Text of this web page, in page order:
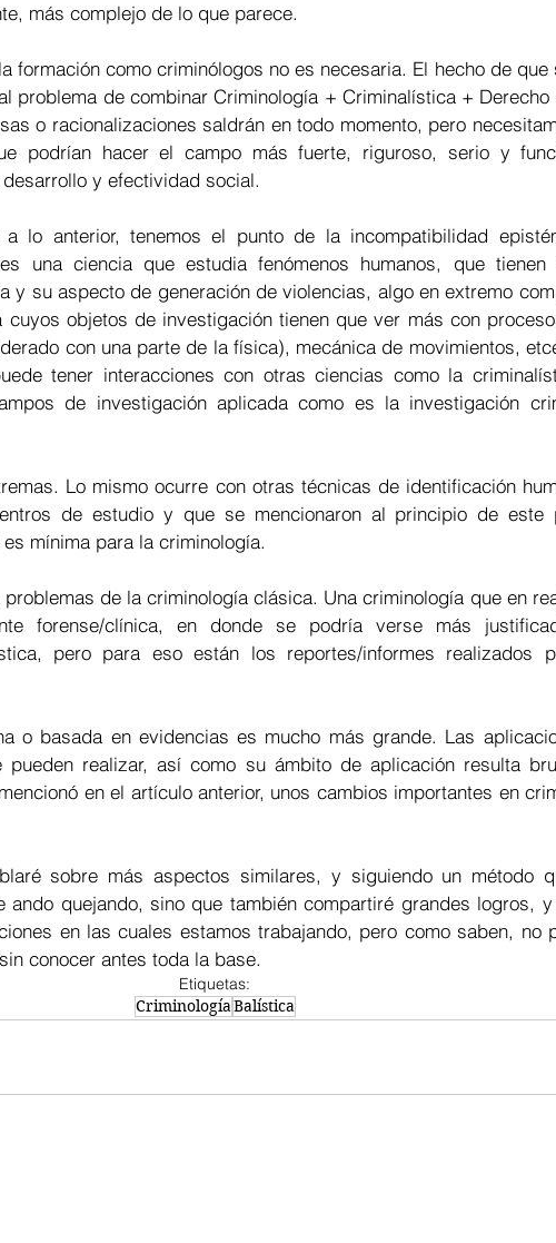
más complejo de lo que parece.
formación como criminólogos no es necesaria. El hecho de que
problema de combinar Criminología + Criminalística + Derecho
o racionalizaciones saldrán en todo momento, pero
podrían hacer el campo más fuerte, riguroso, serio y
y efectividad social.
lo anterior, tenemos el punto de la incompatibilidad
una ciencia que estudia fenómenos humanos, que
y su aspecto de generación de violencias, algo en extremo
cuyos objetos de investigación tienen que ver más con
con una parte de la física), mecánica de movimientos,
tener interacciones con otras ciencias como la
de investigación aplicada como es la investigación
Lo mismo ocurre con otras técnicas de identificación
de estudio y que se mencionaron al principio de este
mínima para la criminología.
de la criminología clásica. Una criminología que en
forense/clínica, en donde se podría verse más
pero para eso están los reportes/informes realizados
o basada en evidencias es mucho más grande. Las
pueden realizar, así como su ámbito de aplicación resulta
en el artículo anterior, unos cambios importantes en
sobre más aspectos similares, y siguiendo un método
ando quejando, sino que también compartiré grandes logros,
en las cuales estamos trabajando, pero como saben, no
conocer antes toda la base.
Etiquetas:
CriminologíaBalística